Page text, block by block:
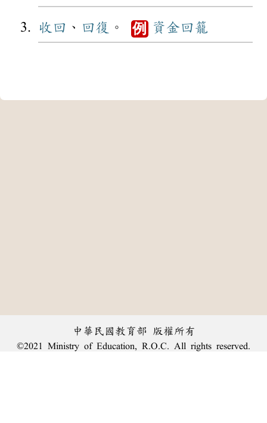
收回 、 回復 。 例 資金回籠
中華民國教育部 版權所有
©2021 Ministry of Education, R.O.C. All rights reserved.